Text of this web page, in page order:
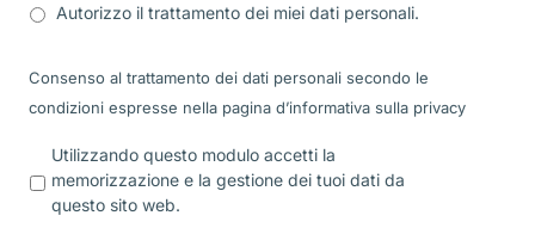
Autorizzo il trattamento dei miei dati personali.
Consenso al trattamento dei dati personali secondo le
condizioni espresse nella pagina d’informativa sulla privacy
r
Utilizzando questo modulo accetti la
memorizzazione e la gestione dei tuoi dati da
questo sito web.